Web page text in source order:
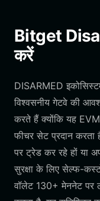
Bitget
करें
DISARMED
विश्वसनीय गेटवे की
करते हैं क्योंकि यह
फीचर सेट प्रदान
पर ट्रेड कर रहे हों या
सुरक्षा के लिए सेल्फ-
वॉलेट 130+ मेननेट पर